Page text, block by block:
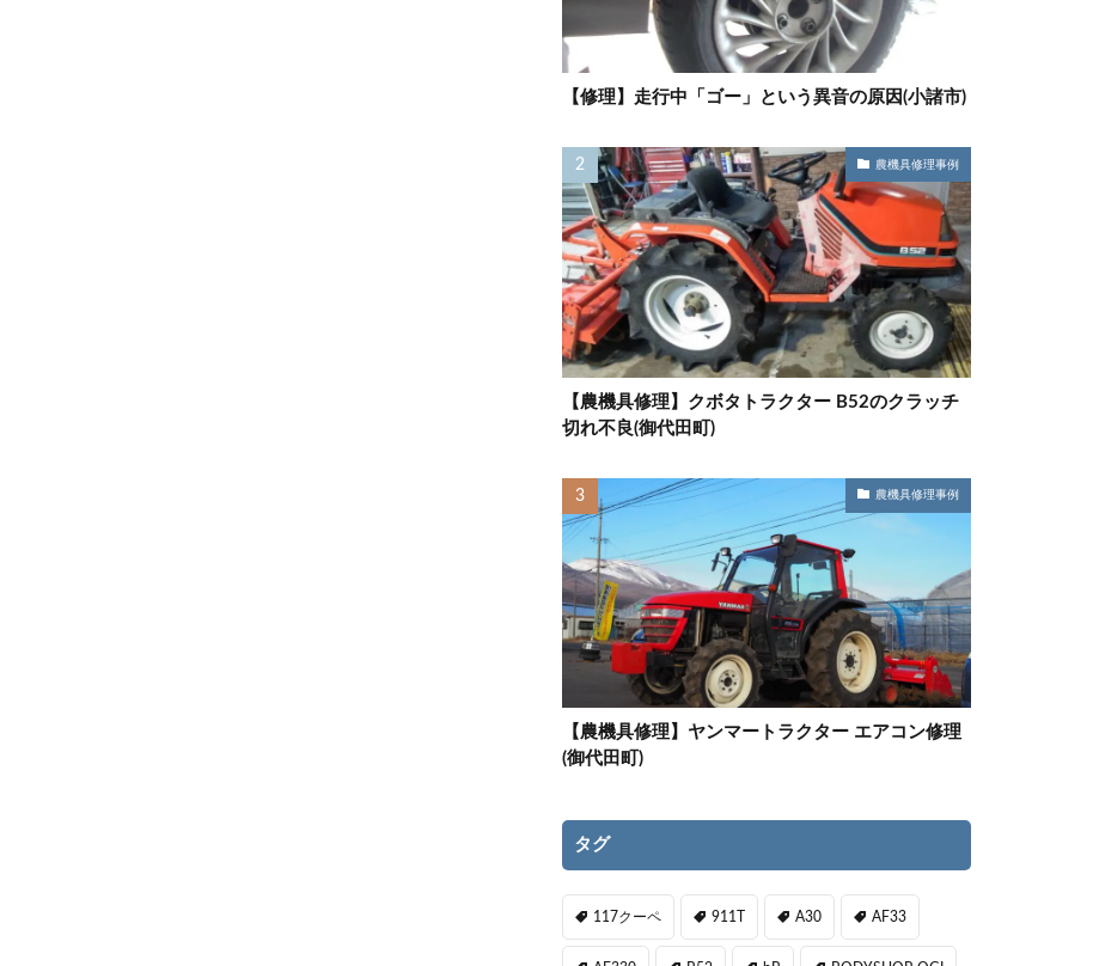
【修理】走行中「ゴー」という異音の原因(小諸市)
農機具修理事例
【農機具修理】クボタトラクター B52のクラッチ
切れ不良(御代田町)
農機具修理事例
【農機具修理】ヤンマートラクター エアコン修理
(御代田町)
タグ
117クーペ 911T A30 AF33